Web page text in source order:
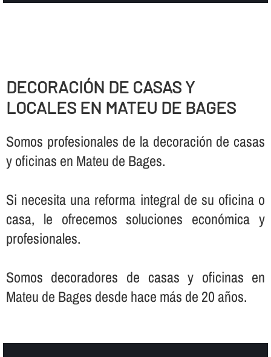
DECORACIÓN DE CASAS Y
LOCALES EN MATEU DE BAGES
Somos profesionales de la decoración de casas
y oficinas en Mateu de Bages.
Si necesita una reforma integral de su oficina o
casa, le ofrecemos soluciones económica y
profesionales.
Somos decoradores de casas y oficinas en
Mateu de Bages desde hace más de 20 años.